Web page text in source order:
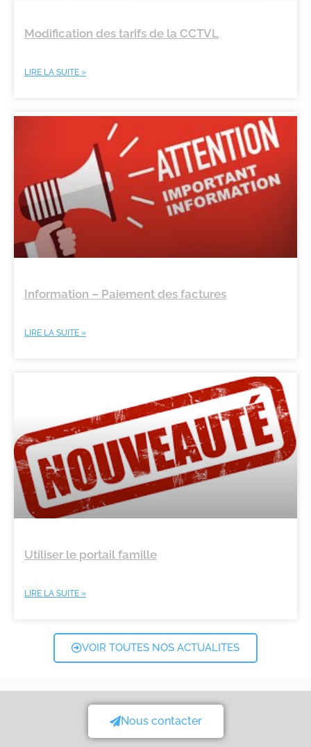
Modification des tarifs de la CCTVL
LIRE LA SUITE »
Information – Paiement des factures
LIRE LA SUITE »
Utiliser le portail famille
LIRE LA SUITE »
VOIR TOUTES NOS ACTUALITES
Nous contacter